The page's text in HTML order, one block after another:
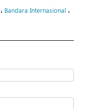
، Bandara Internasional ،